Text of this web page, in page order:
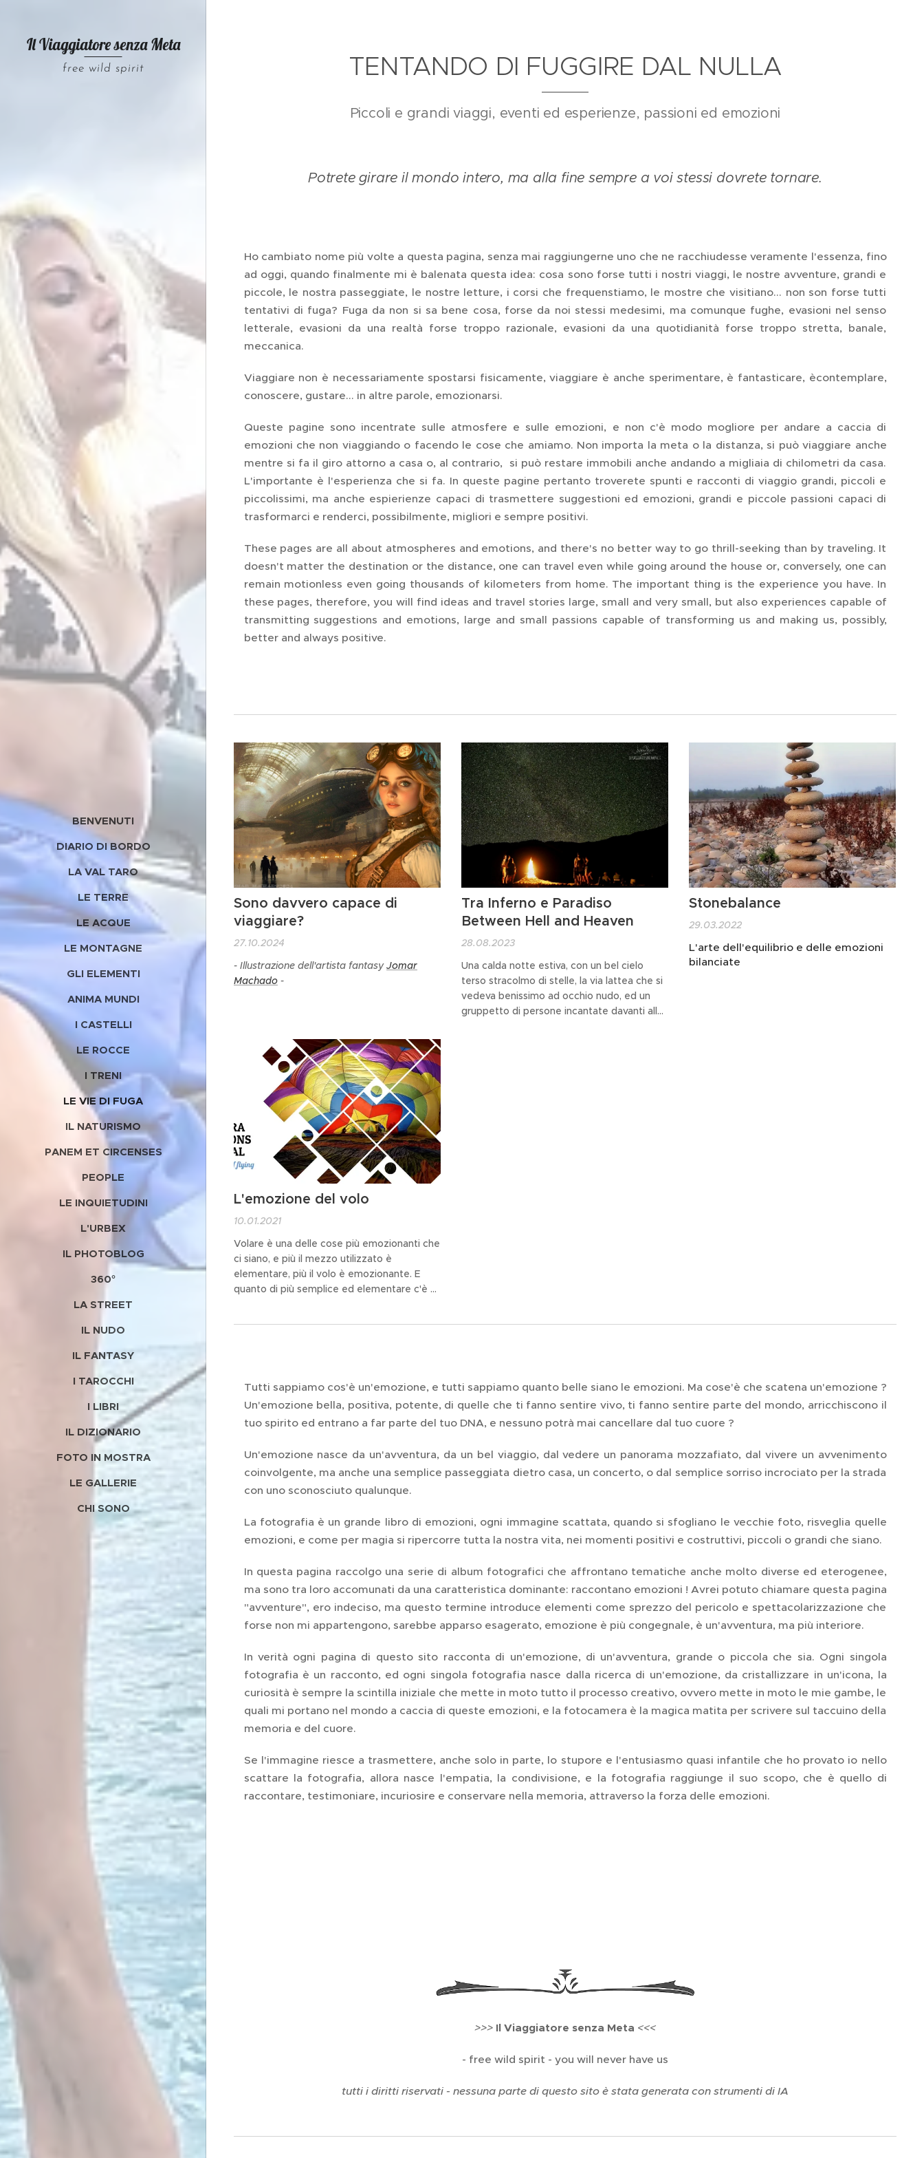
Il Viaggiatore senzaMeta
free wild spirit
BENVENUTI
DIARIO DI BORDO
LA VAL TARO
LE TERRE
LE ACQUE
LE MONTAGNE
GLI ELEMENTI
ANIMA MUNDI
I CASTELLI
LE ROCCE
I TRENI
LE VIE DI FUGA
IL NATURISMO
PANEM ET CIRCENSES
PEOPLE
LE INQUIETUDINI
L'URBEX
IL PHOTOBLOG
360°
LA STREET
IL NUDO
IL FANTASY
I TAROCCHI
I LIBRI
IL DIZIONARIO
FOTO IN MOSTRA
LE GALLERIE
CHI SONO
TENTANDO DI FUGGIRE DAL NULLA
Piccoli e grandi viaggi, eventi ed esperienze, passioni ed emozioni
Potrete girare il mondo intero, ma alla fine sempre a voi stessi dovrete tornare.
Ho cambiato nome più volte a questa pagina, senza mai raggiungerne uno che ne racchiudesse veramente l'essenza, fino
ad oggi, quando finalmente mi è balenata questa idea: cosa sono forse tutti i nostri viaggi, le nostre avventure, grandi e
piccole, le nostra passeggiate, le nostre letture, i corsi che frequenstiamo, le mostre che visitiano... non son forse tutti
tentativi di fuga? Fuga da non si sa bene cosa, forse da noi stessi medesimi, ma comunque fughe, evasioni nel senso
letterale, evasioni da una realtà forse troppo razionale, evasioni da una quotidianità forse troppo stretta, banale,
meccanica.
Viaggiare non è necessariamente spostarsi fisicamente, viaggiare è anche sperimentare, è fantasticare, ècontemplare,
conoscere, gustare... in altre parole, emozionarsi.
Queste pagine sono incentrate sulle atmosfere e sulle emozioni, e non c'è modo mogliore per andare a caccia di
emozioni che non viaggiando o facendo le cose che amiamo. Non importa la meta o la distanza, si può viaggiare anche
mentre si fa il giro attorno a casa o, al contrario, si può restare immobili anche andando a migliaia di chilometri da casa.
L'importante è l'esperienza che si fa. In queste pagine pertanto troverete spunti e racconti di viaggio grandi, piccoli e
piccolissimi, ma anche espierienze capaci di trasmettere suggestioni ed emozioni, grandi e piccole passioni capaci di
trasformarci e renderci, possibilmente, migliori e sempre positivi.
These pages are all about atmospheres and emotions, and there's no better way to go thrill-seeking than by traveling. It
doesn't matter the destination or the distance, one can travel even while going around the house or, conversely, one can
remain motionless even going thousands of kilometers from home. The important thing is the experience you have. In
these pages, therefore, you will find ideas and travel stories large, small and very small, but also experiences capable of
transmitting suggestions and emotions, large and small passions capable of transforming us and making us, possibly,
better and always positive.
Sono davvero capace di
viaggiare?
27.10.2024
- Illustrazione dell'artista fantasyJomar
Machado -
Tra Inferno e Paradiso
Between Hell and Heaven
28.08.2023
Una calda notte estiva, con un bel cielo
terso stracolmo di stelle, la via lattea che si
vedeva benissimo ad occhio nudo, ed un
gruppetto di persone incantate davanti allo
Stonebalance
29.03.2022
L'arte dell'equilibrio e delle emozioni
bilanciate
L'emozione del volo
10.01.2021
Volare è una delle cose più emozionanti che
ci siano, e più il mezzo utilizzato è
elementare, più il volo è emozionante. E
quanto di più semplice ed elementare c'è di
Tutti sappiamo cos'è un'emozione, e tutti sappiamo quanto belle siano le emozioni. Ma cose'è che scatena un'emozione ?
Un'emozione bella, positiva, potente, di quelle che ti fanno sentire vivo, ti fanno sentire parte del mondo, arricchiscono il
tuo spirito ed entrano a far parte del tuo DNA, e nessuno potrà mai cancellare dal tuo cuore ?
Un'emozione nasce da un'avventura, da un bel viaggio, dal vedere un panorama mozzafiato, dal vivere un avvenimento
coinvolgente, ma anche una semplice passeggiata dietro casa, un concerto, o dal semplice sorriso incrociato per la strada
con uno sconosciuto qualunque.
La fotografia è un grande libro di emozioni, ogni immagine scattata, quando si sfogliano le vecchie foto, risveglia quelle
emozioni, e come per magia si ripercorre tutta la nostra vita, nei momenti positivi e costruttivi, piccoli o grandi che siano.
In questa pagina raccolgo una serie di album fotografici che affrontano tematiche anche molto diverse ed eterogenee,
ma sono tra loro accomunati da una caratteristica dominante: raccontano emozioni ! Avrei potuto chiamare questa pagina
"avventure", ero indeciso, ma questo termine introduce elementi come sprezzo del pericolo e spettacolarizzazione che
forse non mi appartengono, sarebbe apparso esagerato, emozione è più congegnale, è un'avventura, ma più interiore.
In verità ogni pagina di questo sito racconta di un'emozione, di un'avventura, grande o piccola che sia. Ogni singola
fotografia è un racconto, ed ogni singola fotografia nasce dalla ricerca di un'emozione, da cristallizzare in un'icona, la
curiosità è sempre la scintilla iniziale che mette in moto tutto il processo creativo, ovvero mette in moto le mie gambe, le
quali mi portano nel mondo a caccia di queste emozioni, e la fotocamera è la magica matita per scrivere sul taccuino della
memoria e del cuore.
Se l'immagine riesce a trasmettere, anche solo in parte, lo stupore e l'entusiasmo quasi infantile che ho provato io nello
scattare la fotografia, allora nasce l'empatia, la condivisione, e la fotografia raggiunge il suo scopo, che è quello di
raccontare, testimoniare, incuriosire e conservare nella memoria, attraverso la forza delle emozioni.
>>> Il Viaggiatore senza Meta <<<
- free wild spirit - you will never have us
tutti i diritti riservati - nessuna parte di questo sito è stata generata con strumenti di IA